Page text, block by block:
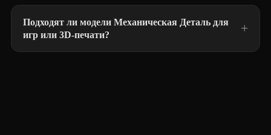
Подходят ли модели Механическая Деталь для
игр или 3D-печати?